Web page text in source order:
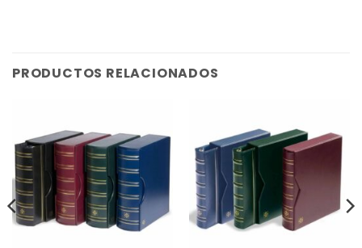
PRODUCTOS RELACIONADOS